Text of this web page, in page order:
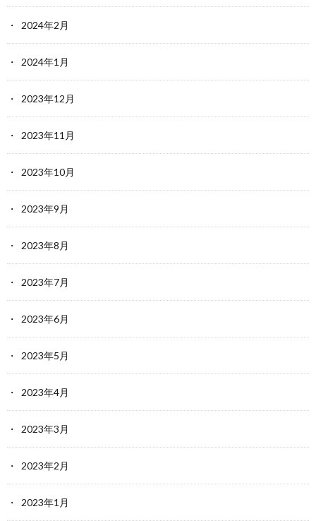
2024年2月
2024年1月
2023年12月
2023年11月
2023年10月
2023年9月
2023年8月
2023年7月
2023年6月
2023年5月
2023年4月
2023年3月
2023年2月
2023年1月